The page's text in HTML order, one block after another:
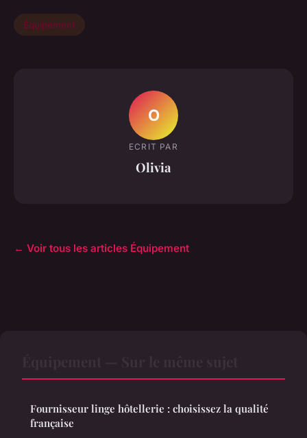
Équipement
O
ECRIT PAR
Olivia
← Voir tous les articles Équipement
Fournisseur linge hôtellerie : choisissez la qualité
française